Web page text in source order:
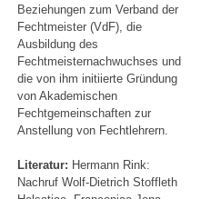
Beziehungen zum Verband der
Fechtmeister (VdF), die
Ausbildung des
Fechtmeisternachwuchses und
die von ihm initiierte Gründung
von Akademischen
Fechtgemeinschaften zur
Anstellung von Fechtlehrern.
Literatur: Hermann Rink:
Nachruf Wolf-Dietrich Stoffleth